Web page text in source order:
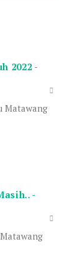
2022 -
Matawang
-